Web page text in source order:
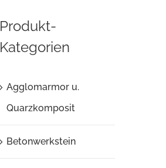
Produkt-
Kategorien
Agglomarmor u.
Quarzkomposit
Betonwerkstein